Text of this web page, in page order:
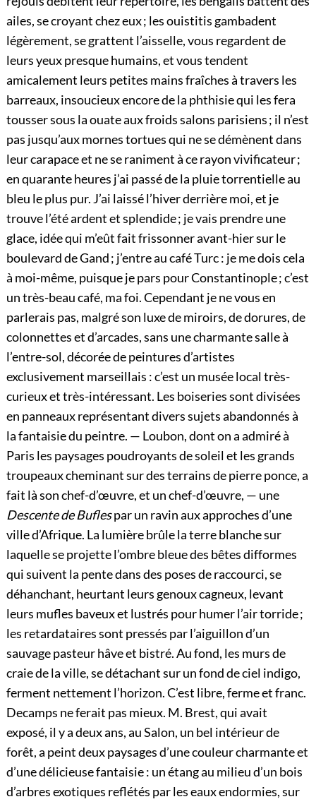
ailes, se croyant chez eux ; les ouistitis gambadent
légèrement, se grattent l’aisselle, vous regardent de
leurs yeux presque humains, et vous tendent
amicalement leurs petites mains fraîches à travers les
barreaux, insoucieux encore de la phthisie qui les fera
tousser sous la ouate aux froids salons parisiens ; il n’est
pas jusqu’aux mornes tortues qui ne se démènent dans
leur carapace et ne se raniment à ce rayon vivificateur ;
en quarante heures j’ai passé de la pluie torrentielle au
bleu le plus pur. J’ai laissé l’hiver derrière moi, et je
trouve l’été ardent et splendide ; je vais prendre une
glace, idée qui m’eût fait frissonner avant-hier sur le
boulevard de Gand ; j’entre au café Turc : je me dois cela
à moi-même, puisque je pars pour Constantinople ; c’est
un très-beau café, ma foi. Cependant je ne vous en
parlerais pas, malgré son luxe de miroirs, de dorures, de
colonnettes et d’arcades, sans une charmante salle à
l’entre-sol, décorée de peintures d’artistes
exclusivement marseillais : c’est un musée local très-
curieux et très-intéressant. Les boiseries sont divisées
en panneaux représentant divers sujets abandonnés à
la fantaisie du peintre. — Loubon, dont on a admiré à
Paris les paysages poudroyants de soleil et les grands
troupeaux cheminant sur des terrains de pierre ponce, a
fait là son chef-d’œuvre, et un chef-d’œuvre, — une
Descente de Buflespar un ravin aux approches d’une
ville d’Afrique. La lumière brûle la terre blanche sur
laquelle se projette l’ombre bleue des bêtes difformes
qui suivent la pente dans des poses de raccourci, se
déhanchant, heurtant leurs genoux cagneux, levant
leurs mufles baveux et lustrés pour humer l’air torride ;
les retardataires sont pressés par l’aiguillon d’un
sauvage pasteur hâve et bistré. Au fond, les murs de
craie de la ville, se détachant sur un fond de ciel indigo,
ferment nettement l’horizon. C’est libre, ferme et franc.
Decamps ne ferait pas mieux. M. Brest, qui avait
exposé, il y a deux ans, au Salon, un bel intérieur de
forêt, a peint deux paysages d’une couleur charmante et
d’une délicieuse fantaisie : un étang au milieu d’un bois
d’arbres exotiques reflétés par les eaux endormies, sur